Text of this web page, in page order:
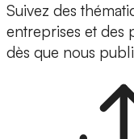
Suivez des
entreprises et des
dès que nous